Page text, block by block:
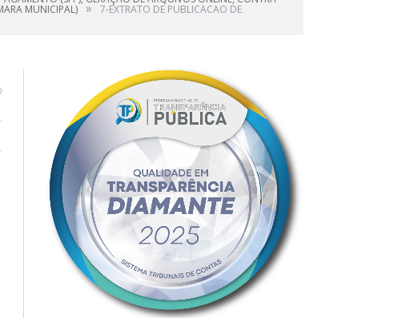
MUNICIPAL) » 7-EXTRATO DE PUBLICACAO DE